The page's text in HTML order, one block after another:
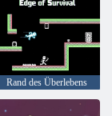
Rand des Überlebens